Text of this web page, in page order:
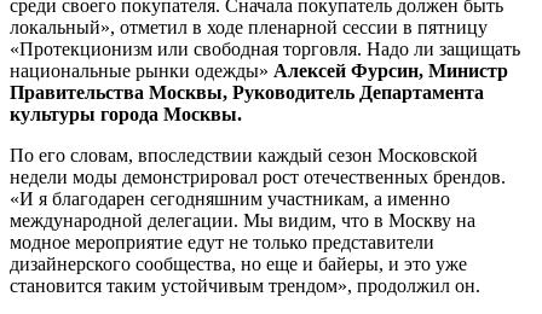
среди своего покупателя. Сначала покупатель должен быть
локальный», отметил в ходе пленарной сессии в пятницу
«Протекционизм или свободная торговля. Надо ли защищать
национальные рынки одежды» Алексей Фурсин, Министр
Правительства Москвы, Руководитель Департамента
культуры города Москвы.
По его словам, впоследствии каждый сезон Московской
недели моды демонстрировал рост отечественных брендов.
«И я благодарен сегодняшним участникам, а именно
международной делегации. Мы видим, что в Москву на
модное мероприятие едут не только представители
дизайнерского сообщества, но еще и байеры, и это уже
становится таким устойчивым трендом», продолжил он.